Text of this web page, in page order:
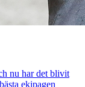
nu har det blivit
ekipagen